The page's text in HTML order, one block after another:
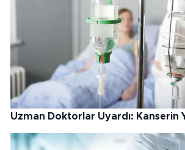
Uzman Doktorlar Uyardı: Kanserin